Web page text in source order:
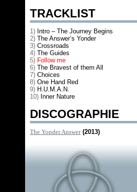
TRACKLIST
1) Intro – The Journey Begins
2) The Answer’s Yonder
3) Crossroads
4) The Guides
5) Follow me
6) The Bravest of them All
7) Choices
8) One Hand Red
9) H.U.M.A.N.
10) Inner Nature
DISCOGRAPHIE
The Yonder Answer (2013)